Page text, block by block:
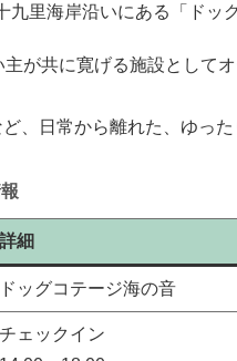
里海岸沿いにある「ドッ
が共に寛げる施設として
、日常から離れた、ゆっ
詳細
ドッグコテージ海の音
チェックイン